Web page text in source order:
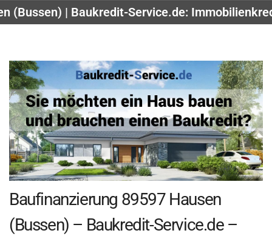
(Bussen) | Baukredit-Service.de:
Baufinanzierung 89597 Hausen
(Bussen) – Baukredit-Service.de –